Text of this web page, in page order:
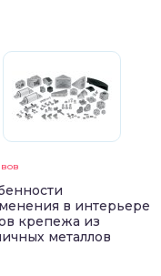
в интерьере
крепежа из
металлов